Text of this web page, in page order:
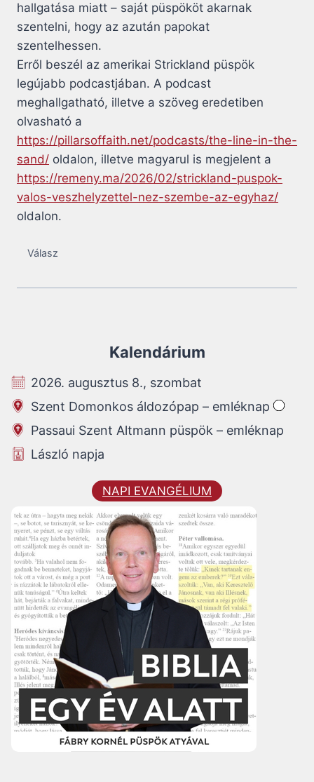
hallgatása miatt – saját püspököt akarnak
szentelni, hogy az azután papokat
szentelhessen.
Erről beszél az amerikai Strickland püspök
legújabb podcastjában. A podcast
meghallgatható, illetve a szöveg eredetiben
olvasható a
https://pillarsoffaith.net/podcasts/the-line-in-the-
sand/ oldalon, illetve magyarul is megjelent a
https://remeny.ma/2026/02/strickland-puspok-
valos-veszhelyzettel-nez-szembe-az-egyhaz/
oldalon.
Válasz
Kalendárium
2026. augusztus 8., szombat
Szent Domonkos áldozópap – emléknap
Passaui Szent Altmann püspök – emléknap
László napja
NAPI EVANGÉLIUM